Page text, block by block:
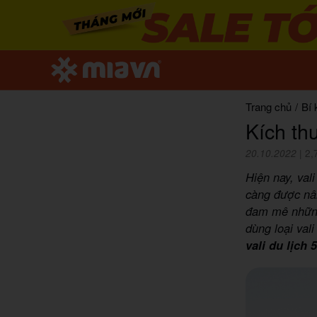
Trang chủ / Bí
Kích
20.10.2022
Hiện nay,
càng được
đam mê
dùng loại
vali du lịch